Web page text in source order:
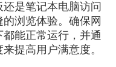
是笔记本电脑访问
浏览体验。确保网
能正常运行，并通
提高用户满意度。